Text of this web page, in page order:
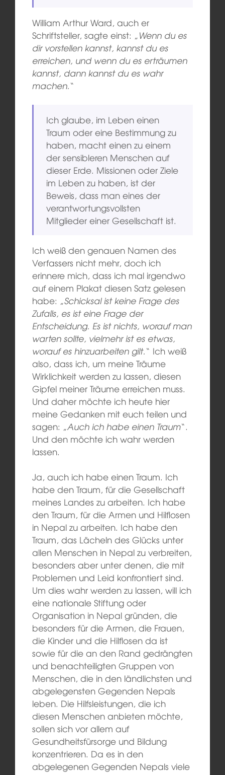
William Arthur Ward, auch er
Schriftsteller, sagte einst: „Wenn du es
dir vorstellen kannst, kannst du es
erreichen, und wenn du es erträumen
kannst, dann kannst du es wahr
machen.“
Ich glaube, im Leben einen
Traum oder eine Bestimmung zu
haben, macht einen zu einem
der sensibleren Menschen auf
dieser Erde. Missionen oder Ziele
im Leben zu haben, ist der
Beweis, dass man eines der
verantwortungsvollsten
Mitglieder einer Gesellschaft ist.
Ich weiß den genauen Namen des
Verfassers nicht mehr, doch ich
erinnere mich, dass ich mal irgendwo
auf einem Plakat diesen Satz gelesen
habe: „Schicksal ist keine Frage des
Zufalls, es ist eine Frage der
Entscheidung. Es ist nichts, worauf man
warten sollte, vielmehr ist es etwas,
worauf es hinzuarbeiten gilt.“ Ich weiß
also, dass ich, um meine Träume
Wirklichkeit werden zu lassen, diesen
Gipfel meiner Träume erreichen muss.
Und daher möchte ich heute hier
meine Gedanken mit euch teilen und
sagen: „Auch ich habe einen Traum“.
Und den möchte ich wahr werden
lassen.
Ja, auch ich habe einen Traum. Ich
habe den Traum, für die Gesellschaft
meines Landes zu arbeiten. Ich habe
den Traum, für die Armen und Hilflosen
in Nepal zu arbeiten. Ich habe den
Traum, das Lächeln des Glücks unter
allen Menschen in Nepal zu verbreiten,
besonders aber unter denen, die mit
Problemen und Leid konfrontiert sind.
Um dies wahr werden zu lassen, will ich
eine nationale Stiftung oder
Organisation in Nepal gründen, die
besonders für die Armen, die Frauen,
die Kinder und die Hilflosen da ist
sowie für die an den Rand gedrängten
und benachteiligten Gruppen von
Menschen, die in den ländlichsten und
abgelegensten Gegenden Nepals
leben. Die Hilfsleistungen, die ich
diesen Menschen anbieten möchte,
sollen sich vor allem auf
Gesundheitsfürsorge und Bildung
konzentrieren. Da es in den
abgelegenen Gegenden Nepals viele